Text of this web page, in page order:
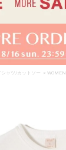
シャツ/カットソー > WOMEN